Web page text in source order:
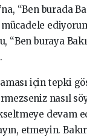
“Ben burada
“Ben buraya
için tepki
nasıl
devam
etmeyin.